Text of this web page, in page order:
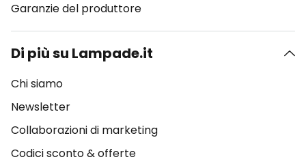
Garanzie del produttore
Di più su Lampade.it
Chi siamo
Newsletter
Collaborazioni di marketing
Codici sconto & offerte